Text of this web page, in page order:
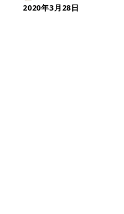
2020年3月28日